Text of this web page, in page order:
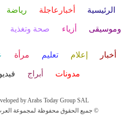
الرئيسية أخبارعاجلة رياضة
وموسيقى أزياء صحة وتغذية
أخبار إعلام تعليم مرأة
مدونات أبراج
by Arabs Today Group SAL
جميع الحقوق محفوظة لمجموعة العرب اليوم الاعلامية 2025 ©